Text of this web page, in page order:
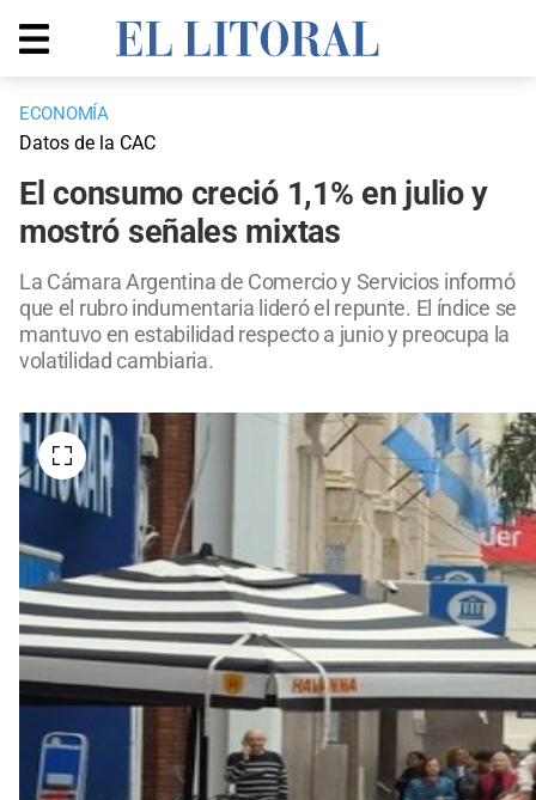
ECONOMÍA
Datos de la CAC
El consumo creció 1,1% en julio y
mostró señales mixtas
La Cámara Argentina de Comercio y Servicios informó
que el rubro indumentaria lideró el repunte. El índice se
mantuvo en estabilidad respecto a junio y preocupa la
volatilidad cambiaria.